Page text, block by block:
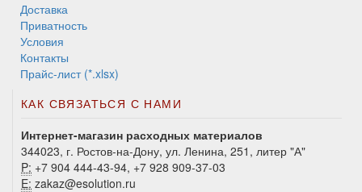
Доставка
Приватность
Условия
Контакты
Прайс-лист (*.xlsx)
КАК СВЯЗАТЬСЯ С НАМИ
Интернет-магазин расходных материалов
344023, г. Ростов-на-Дону, ул. Ленина, 251, литер "А"
P: +7 904 444-43-94, +7 928 909-37-03
E: zakaz@esolution.ru